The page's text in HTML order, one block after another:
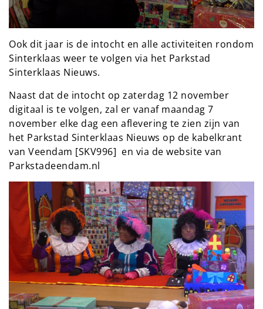
Ook dit jaar is de intocht en alle activiteiten rondom
Sinterklaas weer te volgen via het Parkstad
Sinterklaas Nieuws.
Naast dat de intocht op zaterdag 12 november
digitaal is te volgen, zal er vanaf maandag 7
november elke dag een aflevering te zien zijn van
het Parkstad Sinterklaas Nieuws op de kabelkrant
van Veendam [SKV996] en via de website van
Parkstadeendam.nl